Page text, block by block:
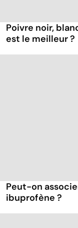
Poivre noir,
est le meilleur ?
Peut-on
ibuprofène ?